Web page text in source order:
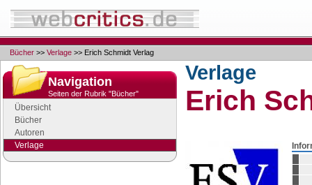
Bücher >> Verlage >> Erich Schmidt Verlag
Navigation
Seiten der Rubrik "Bücher"
Übersicht
Bücher
Autoren
Verlage
Verlage
Erich